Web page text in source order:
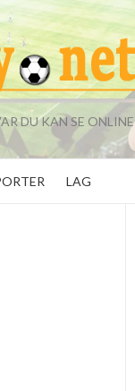
DU KAN SE ONLINE
LAG